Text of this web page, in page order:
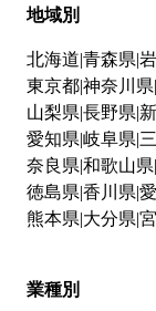
地域別
北海道 青森県
東京都神奈川県
山梨県 長野県
愛知県 岐阜県
奈良県 和歌山県
徳島県 香川県
熊本県 大分県
業種別